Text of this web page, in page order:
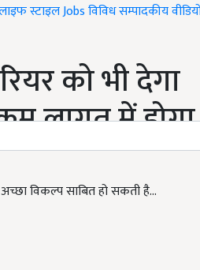
स्टाइलJobsविविधसम्पादकीय
को भी देगा
लागत में होगा
विकल्प साबित हो सकती है...